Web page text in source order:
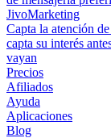
JivoMarketing
Capta la atención
capta su interés
vayan
Precios
Afiliados
Ayuda
Aplicaciones
Blog